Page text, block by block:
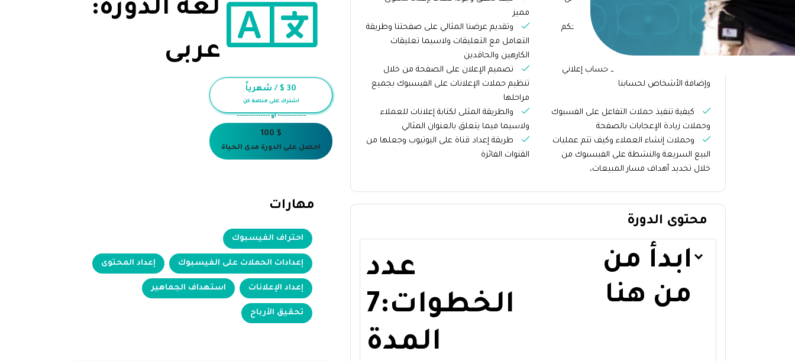
الفيسبوك وطريقة استخدامه
مميز
كيف يمكن استقطاب العملاء والتحكم
بحركة الزيارت
وتقديم عرضنا المثالي على صفحتنا وطريقة
التعامل مع التعليقات ولاسيما تعليقات
الكارهين والحاقدين
الطريقة الصحيحة لإعداد حساب إعلاني
وإضافة الأشخاص لحسابنا
تصميم الإعلان على الصفحة من خلال
تنظيم حملات الإعلانات على الفيسبوك بجميع
مراحلها
كيفية تنفيذ حملات التفاعل على الفسبوك
وحملات زيادة الإعجابات بالصفحة
والطريقة المثلى لكتابة إعلانات للعملاء
ولاسيما فيما يتعلق بالعنوان المثالي
وحملات إنشاء العملاء وكيف تتم عمليات
البيع السريعة والنشطة على الفيسبوك من
خلال تحديد أهداف مسار المبيعات،
طريقة إعداد قناة على اليوتيوب وجعلها من
القنوات الفائزة
محتوى الدورة
ابدأ من
من هنا
عدد
الخطوات:7
المدة
لغة الدورة:
عربى
30 $ / شهرياً
اشترك على منصة كن
------------ أو --------------
$ 100
احصل على الدورة مدى الحياة
مهارات
احتراف الفيسبوك
إعدادات الحملات على الفيسبوك إعداد المحتوى
إعداد الإعلانات استهداف الجماهير
تحقيق الأرباح